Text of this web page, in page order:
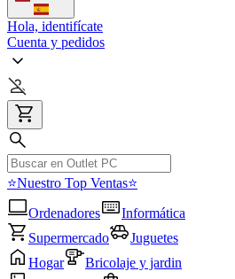
Hola, identifícate
Cuenta y pedidos
⭐Nuestro Top Ventas⭐
Ordenadores
Informática
Supermercado
Juguetes
Hogar
Bricolaje y jardin